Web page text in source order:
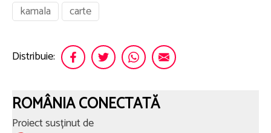
kamala
carte
Distribuie:
ROMÂNIA CONECTATĂ
Proiect susținut de